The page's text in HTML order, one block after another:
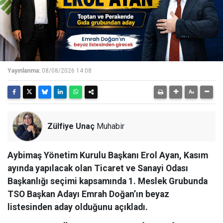
Yayınlanma: 08/08/2026 14:08
Zülfiye Unaç Muhabir
Aybimaş Yönetim Kurulu Başkanı Erol Ayan, Kasım
ayında yapılacak olan Ticaret ve Sanayi Odası
Başkanlığı seçimi kapsamında 1. Meslek Grubunda
TSO Başkan Adayı Emrah Doğan’ın beyaz
listesinden aday olduğunu açıkladı.